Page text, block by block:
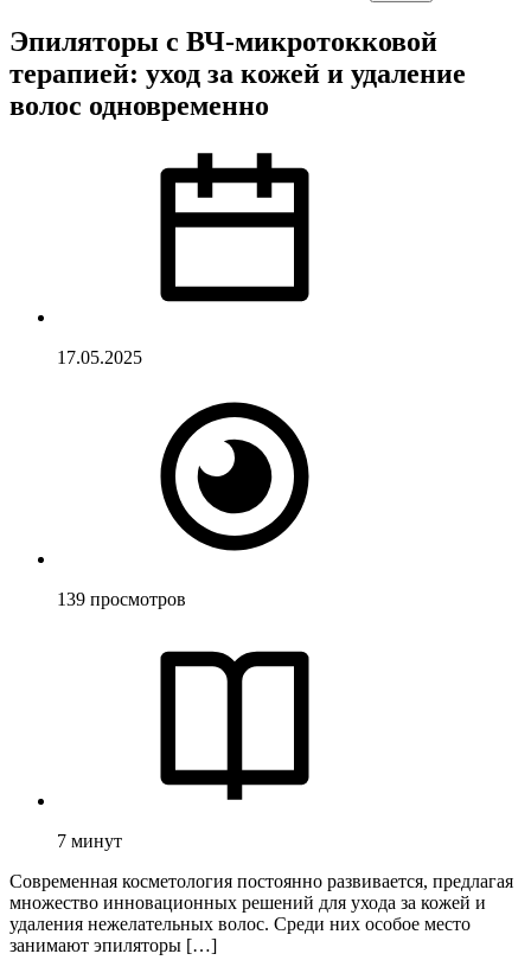
Эпиляторы с ВЧ-микротокковой
терапией: уход за кожей и удаление
волос одновременно
17.05.2025
139 просмотров
7 минут
Современная косметология постоянно развивается, предлагая
множество инновационных решений для ухода за кожей и
удаления нежелательных волос. Среди них особое место
занимают эпиляторы […]